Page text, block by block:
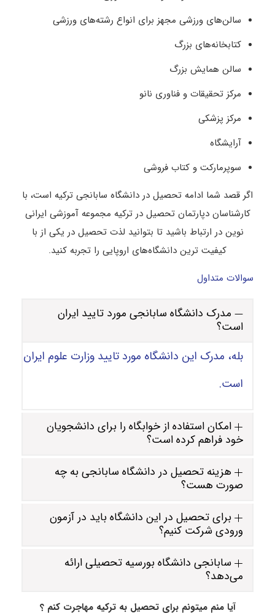
سالن‌های ورزشی مجهز برای انواع رشته‌های ورزشی
کتابخانه‌های بزرگ
سالن همایش بزرگ
مرکز تحقیقات و فناوری نانو
مرکز پزشکی
آرایشگاه
سوپرمارکت و کتاب فروشی
اگر قصد شما ادامه تحصیل در دانشگاه سابانجی ترکیه است، با
کارشناسان دپارتمان تحصیل در ترکیه مجموعه آموزشی ایرانی
نوین در ارتباط باشید تا بتوانید لذت تحصیل در یکی از با
کیفیت ترین دانشگاه‌های اروپایی را تجربه کنید.
سوالات متداول
مدرک دانشگاه سابانجی مورد تایید ایران
است؟
بله، مدرک این دانشگاه مورد تایید وزارت علوم ایران
است.
امکان استفاده از خوابگاه را برای دانشجویان
خود فراهم کرده است؟
هزینه تحصیل در دانشگاه سابانجی به چه
صورت هست؟
برای تحصیل در این دانشگاه باید در آزمون
ورودی شرکت کنیم؟
سابانجی دانشگاه بورسیه تحصیلی ارائه
می‌دهد؟
آیا منم میتونم برای تحصیل به ترکیه مهاجرت کنم ؟